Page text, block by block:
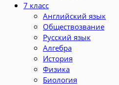
7 класс
Английский язык
Обществозвание
Русский язык
Алгебра
История
Физика
Биология